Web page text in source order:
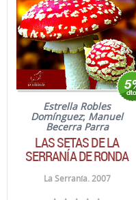
Estrella Robles
Domínguez; Manuel
Becerra Parra
LAS SETAS DE LA
SERRANÍA DE RONDA
La Serranía. 2007